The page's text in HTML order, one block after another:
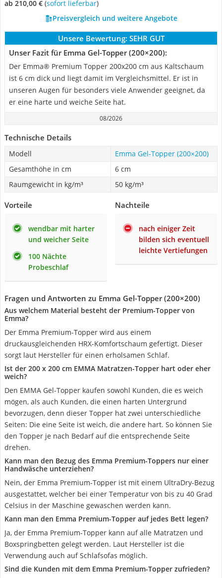
ab 210,00 € ( Sofort lieferbar)
Preisvergleich und weitere Angebote
Unsere Bewertung: SEHR GUT
Unser Fazit für Emma Gel-Topper (200×200):
Der Emma® Premium Topper 200x200 cm aus Kaltschaum
ist 6 cm dick und liegt damit im Vergleichsmittel. Er ist in
unseren Augen für besonders viele Anwender geeignet, da
er eine harte und weiche Seite hat.
08/2026
Technische Details
Modell
Emma Gel-Topper (200×200)
Gesamthöhe in cm
6 cm
Raumgewicht in kg/m³
50 kg/m³
Vorteile
wendbar mit harter
und weicher Seite
100 Nächte
Probeschlaf
Nachteile
nach einiger Zeit
bilden sich eventuell
leichte Vertiefungen
Fragen und Antworten zu Emma Gel-Topper (200×200)
Aus welchem Material besteht der Premium-Topper von
Emma?
Der Emma Premium-Topper wird aus einem
druckausgleichenden HRX-Komfortschaum gefertigt. Dieser
sorgt laut Hersteller für einen erholsamen Schlaf.
Ist der 200 x 200 cm EMMA Matratzen-Topper hart oder eher
weich?
Den EMMA Gel-Topper kaufen sowohl Kunden, die es weich
mögen, als auch Kunden, die einen harten Untergrund
bevorzugen, denn dieser Topper hat zwei unterschiedliche
Seiten: Die eine Seite ist weich, die andere hart. So können Sie
den Topper je nach Bedarf auf die entsprechende Seite
drehen.
Kann man den Bezug des Emma Premium-Toppers nur einer
Handwäsche unterziehen?
Nein, der Emma Premium-Topper ist mit einem UltraDry-Bezug
ausgestattet, welcher bei einer Temperatur von bis zu 40 Grad
Celsius in der Maschine gewaschen werden kann.
Kann man den Emma Premium-Topper auf jedes Bett legen?
Ja, der Emma Premium-Topper kann auf alle Matratzen und
Boxspringbetten gelegt werden. Laut Hersteller ist die
Verwendung auch auf Schlafsofas möglich.
Sind die Kunden mit dem Emma Premium-Topper zufrieden?